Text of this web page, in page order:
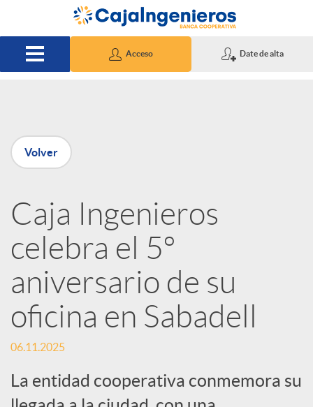
Saltar al contenido principal
Acceso Date de alta
P
u
b
l
i
c
a
Volver
Caja Ingenieros
celebra el 5º
aniversario de su
oficina en Sabadell
06.11.2025
La entidad cooperativa conmemora su